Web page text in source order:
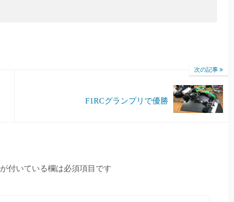
次の記事
F1RCグランプリで優勝
が付いている欄は必須項目です